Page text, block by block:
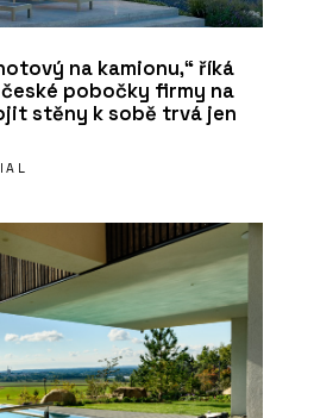
na kamionu,“ říká
pobočky firmy na
stěny k sobě trvá jen